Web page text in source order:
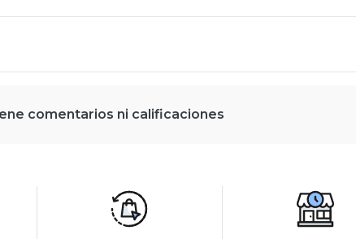
comentarios ni calificaciones